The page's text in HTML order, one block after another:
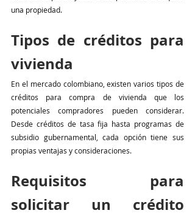
una propiedad.
Tipos de créditos para
vivienda
En el mercado colombiano, existen varios tipos de
créditos para compra de vivienda que los
potenciales compradores pueden considerar.
Desde créditos de tasa fija hasta programas de
subsidio gubernamental, cada opción tiene sus
propias ventajas y consideraciones.
Requisitos para
solicitar un crédito